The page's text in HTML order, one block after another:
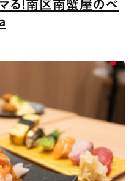
る！南区南蟹屋のベ